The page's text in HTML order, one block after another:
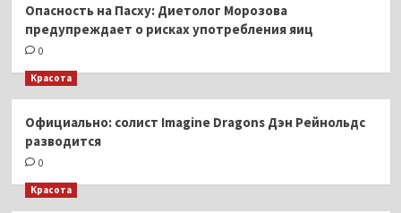
Опасность на Пасху: Диетолог Морозова
предупреждает о рисках употребления яиц
0
Красота
Официально: солист Imagine Dragons Дэн Рейнольдс
разводится
0
Красота